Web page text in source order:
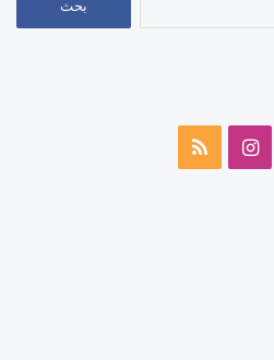
انستقرامملخص